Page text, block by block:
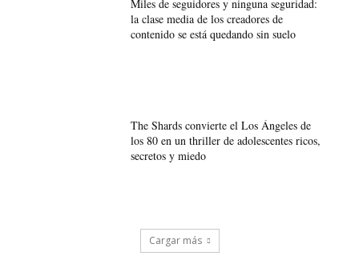
Miles de seguidores y ninguna seguridad:
la clase media de los creadores de
contenido se está quedando sin suelo
The Shards convierte el Los Ángeles de
los 80 en un thriller de adolescentes ricos,
secretos y miedo
Cargar más